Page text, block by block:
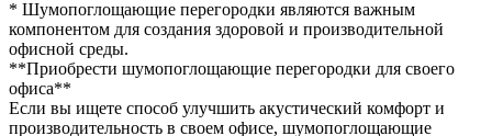
* Шумопоглощающие перегородки являются важным
компонентом для создания здоровой и производительной
офисной среды.
**Приобрести шумопоглощающие перегородки для своего
офиса**
Если вы ищете способ улучшить акустический комфорт и
производительность в своем офисе, шумопоглощающие